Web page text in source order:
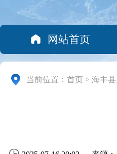
网站首页
当前位置： 首页 > 海丰